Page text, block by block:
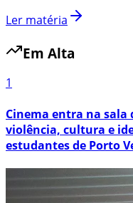
Ler matéria
Em Alta
1
Cinema entra na sala
violência, cultura e
estudantes de Porto